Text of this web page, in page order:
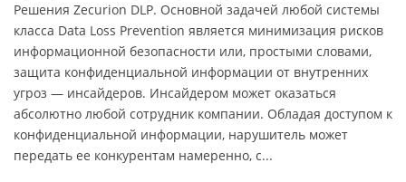
Решения Zecurion DLP. Основной задачей любой системы
класса Data Loss Prevention является минимизация рисков
информационной безопасности или, простыми словами,
защита конфиденциальной информации от внутренних
угроз — инсайдеров. Инсайдером может оказаться
абсолютно любой сотрудник компании. Обладая доступом к
конфиденциальной информации, нарушитель может
передать ее конкурентам намеренно, с...